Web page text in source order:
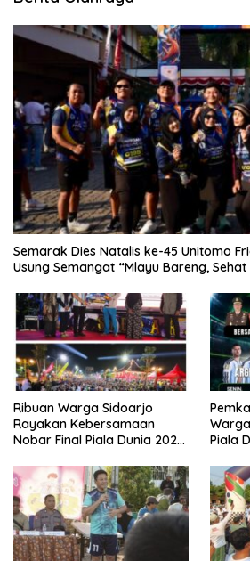
Semarak Dies Natalis ke-45 Unitomo
Usung Semangat “Mlayu Bareng, Sehat
Ribuan Warga Sidoarjo
Rayakan Kebersamaan
Nobar Final Piala Dunia 2026
Forkopimda
Piala